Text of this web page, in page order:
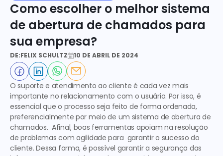
Como escolher o melhor sistema
de abertura de chamados para
sua empresa?
DE:FELIX SCHULTZ 10 DE ABRIL DE 2024
O suporte e atendimento ao cliente é cada vez mais
importante no relacionamento com o usuário. Por isso, é
essencial que o processo seja feito de forma ordenada,
preferencialmente por meio de um sistema de abertura de
chamados.  Afinal, boas ferramentas apoiam na resolução
de problemas com agilidade para  garantir o sucesso do
cliente. Dessa forma, é possível garantir a segurança das